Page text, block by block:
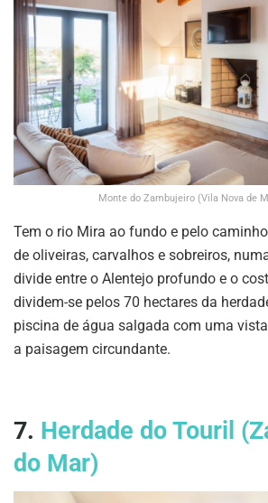
Monte do Zambujeiro (Vila Nova de
Tem o rio Mira ao fundo e pelo
de oliveiras, carvalhos e sobreiros,
divide entre o Alentejo profundo e o
dividem-se pelos 70 hectares da
piscina de água salgada com uma
a paisagem circundante.
7. Herdade do Touril
do Mar)